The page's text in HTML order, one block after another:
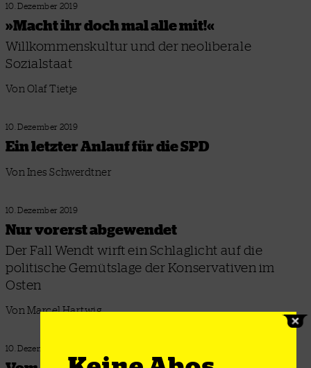
10. Dezember 2019
»Macht ihr doch mal alle mit!«
Willkommenskultur und der neoliberale
Sozialstaat
Von Olaf Tietje
10. Dezember 2019
Ein letzter Anlauf für die SPD
Von Ines Schwerdtner
10. Dezember 2019
Nur vorerst abgewendet
Der Fall Wendt wirft ein Schlaglicht auf die
politische Gemütslage der Konservativen im
Osten
Von Marcel Hartwig
10. Dezember 2019